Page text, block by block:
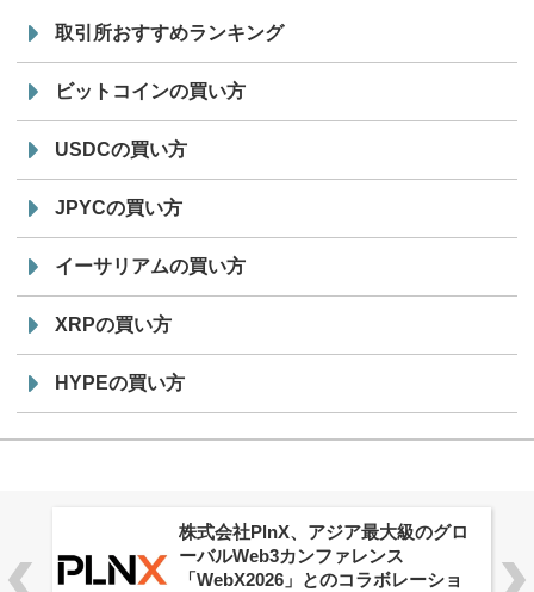
取引所おすすめランキング
ビットコインの買い方
USDCの買い方
JPYCの買い方
イーサリアムの買い方
XRPの買い方
HYPEの買い方
株式会社PlnX、アジア最大級のグロ
ーバルWeb3カンファレンス
「WebX2026」とのコラボレーショ